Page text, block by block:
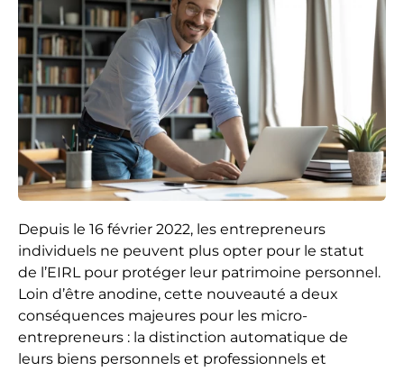
Depuis le 16 février 2022, les entrepreneurs
individuels ne peuvent plus opter pour le statut
de l’EIRL pour protéger leur patrimoine personnel.
Loin d’être anodine, cette nouveauté a deux
conséquences majeures pour les micro-
entrepreneurs : la distinction automatique de
leurs biens personnels et professionnels et